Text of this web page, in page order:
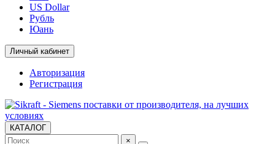
US Dollar
Рубль
Юань
Личный кабинет
Авторизация
Регистрация
КАТАЛОГ
×